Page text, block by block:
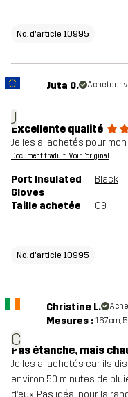
No. d'article 10995
J
Juta O. Acheteur
Excellente qualité
Je les ai achetés pour
Document traduit. Voir l'original
Port Insulated
Gloves
Black
Taille achetée G9
No. d'article 10995
C
Christine L.
Mesures : 167cm,
Pas étanche, mais
Je les ai achetés car ils
environ 50 minutes de